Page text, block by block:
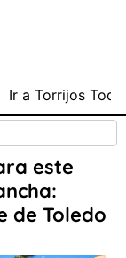
Ir a Torrijos
este
de Toledo